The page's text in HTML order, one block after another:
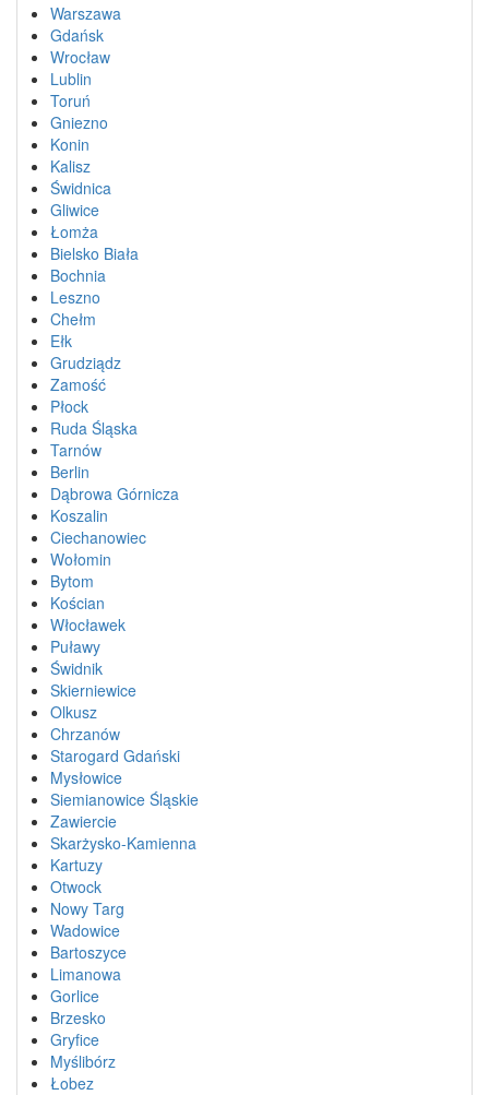
Warszawa
Gdańsk
Wrocław
Lublin
Toruń
Gniezno
Konin
Kalisz
Świdnica
Gliwice
Łomża
Bielsko Biała
Bochnia
Leszno
Chełm
Ełk
Grudziądz
Zamość
Płock
Ruda Śląska
Tarnów
Berlin
Dąbrowa Górnicza
Koszalin
Ciechanowiec
Wołomin
Bytom
Kościan
Włocławek
Puławy
Świdnik
Skierniewice
Olkusz
Chrzanów
Starogard Gdański
Mysłowice
Siemianowice Śląskie
Zawiercie
Skarżysko-Kamienna
Kartuzy
Otwock
Nowy Targ
Wadowice
Bartoszyce
Limanowa
Gorlice
Brzesko
Gryfice
Myślibórz
Łobez